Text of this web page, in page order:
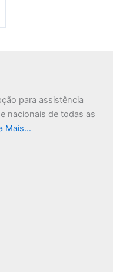
para assistência
nacionais de todas as
Mais…